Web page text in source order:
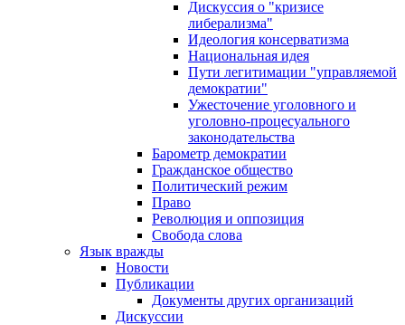
Дискуссия о "кризисе
либерализма"
Идеология консерватизма
Национальная идея
Пути легитимации "управляемой
демократии"
Ужесточение уголовного и
уголовно-процесуального
законодательства
Барометр демократии
Гражданское общество
Политический режим
Право
Революция и оппозиция
Свобода слова
Язык вражды
Новости
Публикации
Документы других организаций
Дискуссии